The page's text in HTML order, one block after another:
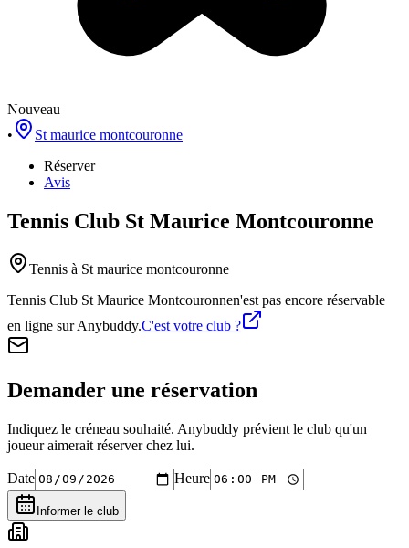
Nouveau
•
St maurice montcouronne
Réserver
Avis
Tennis Club St Maurice Montcouronne
Tennis à St maurice montcouronne
Tennis Club St Maurice Montcouronnen'est pas encore réservable
en ligne sur Anybuddy.C'est votre club ?
Demander une réservation
Indiquez le créneau souhaité. Anybuddy prévient le club qu'un
joueur aimerait réserver chez lui.
Date Heure
Informer le club